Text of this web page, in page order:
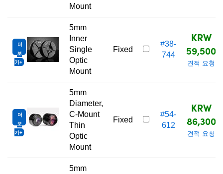
Mount
더
보
기
5mm
Inner
Single
Optic
Mount
Fixed
#38-
744
KRW
59,500
견적 요청
더
보
기
5mm
Diameter,
C-Mount
Thin
Optic
Mount
Fixed
#54-
612
KRW
86,300
견적 요청
5mm